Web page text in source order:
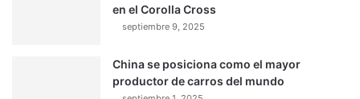
en el Corolla Cross
septiembre 9, 2025
China se posiciona como el mayor
productor de carros del mundo